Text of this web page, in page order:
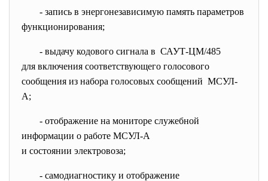
- запись в энергонезависимую память параметров
функционирования;
- выдачу кодового сигнала в САУТ-ЦМ/485
для включения соответствующего голосового
сообщения из набора голосовых сообщений МСУЛ-
А;
- отображение на мониторе служебной
информации о работе МСУЛ-А
и состоянии электровоза;
- самодиагностику и отображение